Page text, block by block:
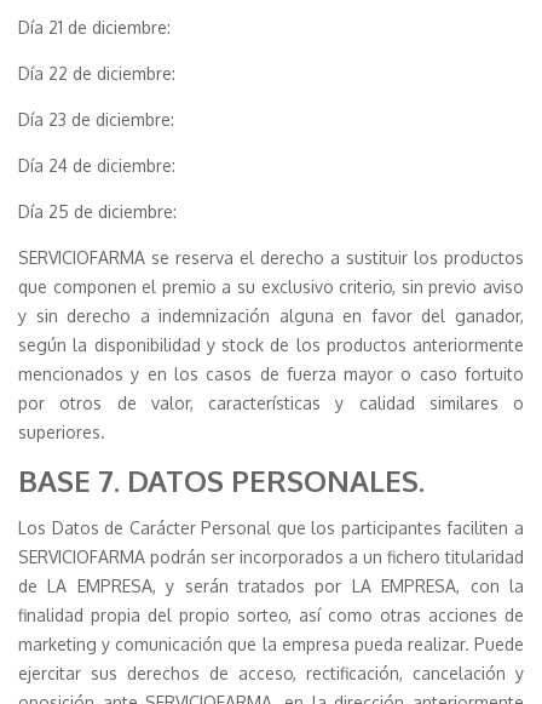
Día 21 de diciembre:
Día 22 de diciembre:
Día 23 de diciembre:
Día 24 de diciembre:
Día 25 de diciembre:
SERVICIOFARMA se reserva el derecho a sustituir los productos
que componen el premio a su exclusivo criterio, sin previo aviso
y sin derecho a indemnización alguna en favor del ganador,
según la disponibilidad y stock de los productos anteriormente
mencionados y en los casos de fuerza mayor o caso fortuito
por otros de valor, características y calidad similares o
superiores.
BASE 7. DATOS PERSONALES.
Los Datos de Carácter Personal que los participantes faciliten a
SERVICIOFARMA podrán ser incorporados a un fichero titularidad
de LA EMPRESA, y serán tratados por LA EMPRESA, con la
finalidad propia del propio sorteo, así como otras acciones de
marketing y comunicación que la empresa pueda realizar. Puede
ejercitar sus derechos de acceso, rectificación, cancelación y